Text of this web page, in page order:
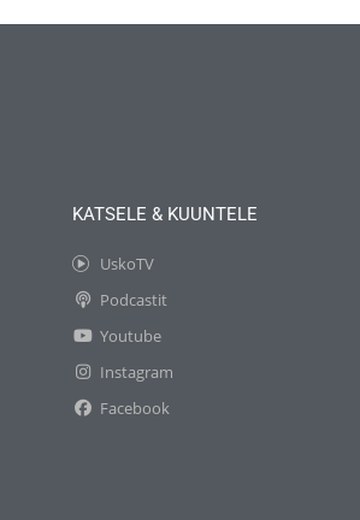
KATSELE & KUUNTELE
UskoTV
Podcastit
Youtube
Instagram
Facebook